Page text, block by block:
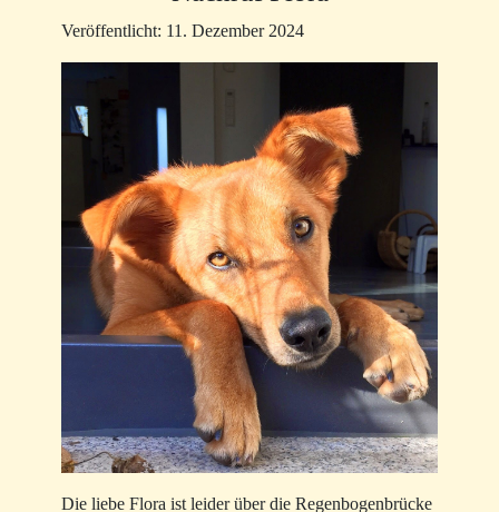
Veröffentlicht: 11. Dezember 2024
Die liebe Flora ist leider über die Regenbogenbrücke